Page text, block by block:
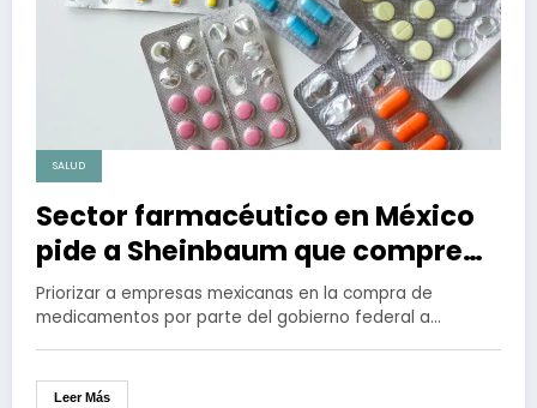
SALUD
Sector farmacéutico en México
pide a Sheinbaum que compre
medicamentos a empresas
mexicanas
Priorizar a empresas mexicanas en la compra de
medicamentos por parte del gobierno federal a…
Leer Más